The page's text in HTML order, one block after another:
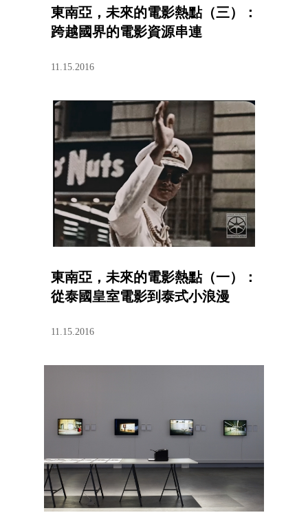
東南亞，未來的電影熱點（三）：
跨越國界的電影資源串連
11.15.2016
東南亞，未來的電影熱點（一）：
從泰國皇室電影到泰式小浪漫
11.15.2016